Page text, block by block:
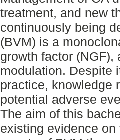
treatment, and new
continuously being
(BVM) is a
growth factor (NGF),
modulation. Despite
practice, knowledge
potential adverse
The aim of this
existing evidence